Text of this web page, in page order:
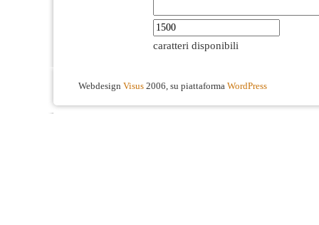
caratteri disponibili
Webdesign Visus 2006, su piattaforma WordPress